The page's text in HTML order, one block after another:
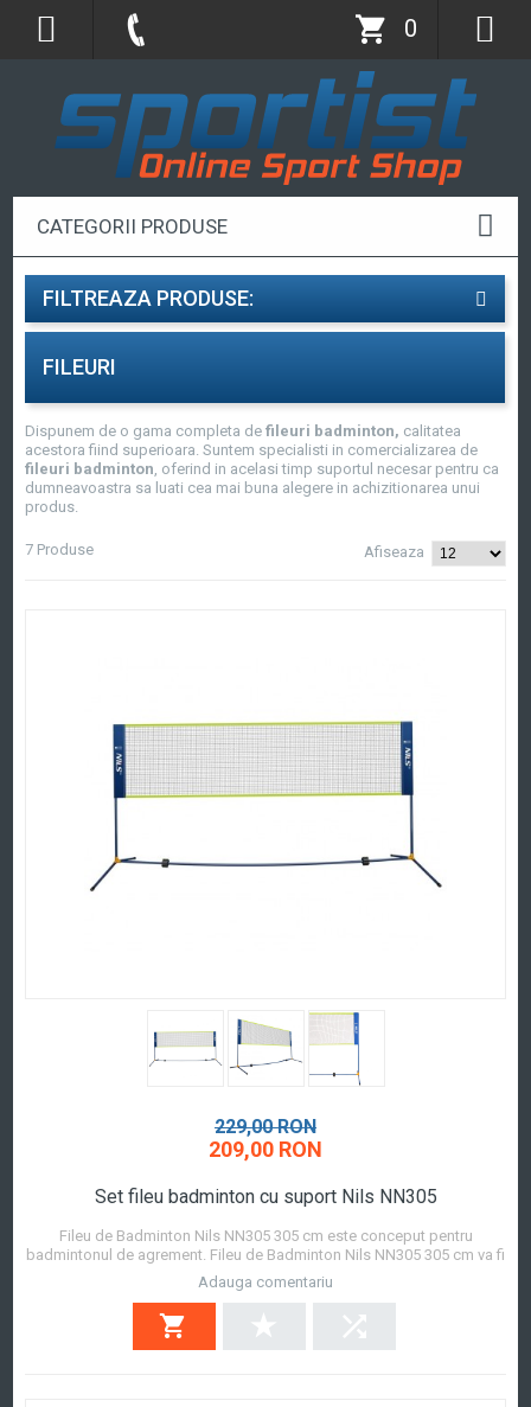
0
CATEGORII PRODUSE
FILEURI
Dispunem de o gama completa defileuri badminton, calitatea
acestora fiind superioara. Suntem specialisti in comercializarea de
fileuri badminton, oferind in acelasi timp suportul necesar pentru ca
dumneavoastra sa luati cea mai buna alegere in achizitionarea unui
produs.
7 Produse Afiseaza
229,00 RON
209,00 RON
Set fileu badminton cu suport Nils NN305
Fileu de Badminton Nils NN305 305 cm este conceput pentru
badmintonul de agrement. Fileu de Badminton Nils NN305 305 cm va fi
un accesoriu excelent pentru badminton in aer liber. Plasa poate fi
montat si pliat in cateva minute, fara a fi nevoie de unelte. Datorita
barei transversale centrale c...
Afla mai mult
Adauga comentariu
FILTREAZA PRODUSE: